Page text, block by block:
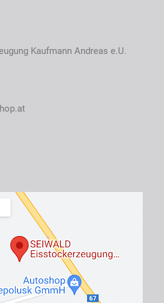
Kaufmann Andreas e.U.